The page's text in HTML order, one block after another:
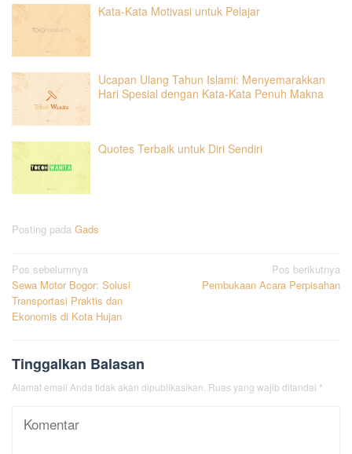
Kata-Kata Motivasi untuk Pelajar
Ucapan Ulang Tahun Islami: Menyemarakkan
Hari Spesial dengan Kata-Kata Penuh Makna
Quotes Terbaik untuk Diri Sendiri
Posting pada Gads
Navigasi
pos
Pos sebelumnya
Sewa Motor Bogor: Solusi
Transportasi Praktis dan
Ekonomis di Kota Hujan
Pos berikutnya
Pembukaan Acara Perpisahan
Tinggalkan Balasan
Alamat email Anda tidak akan dipublikasikan. Ruas yang wajib ditandai *